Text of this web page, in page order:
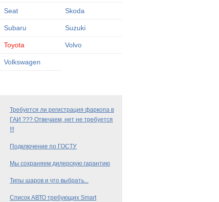
Seat Skoda
Subaru Suzuki
Toyota Volvo
Volkswagen
Требуется ли регистрация фаркопа в
ГАИ ??? Отвечаем, нет не требуется
!!!
Подключение по ГОСТУ
Мы сохраняем дилерскую гарантию
Типы шаров и что выбрать...
Список АВТО требующих Smart